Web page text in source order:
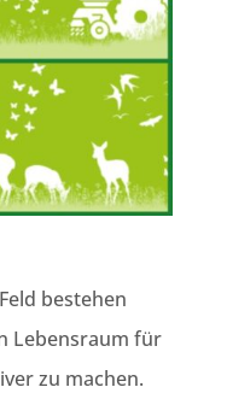
bestehen
Lebensraum für
zu machen.